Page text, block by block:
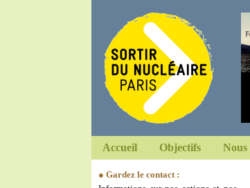
Accueil Objectifs
● Gardez le contact :